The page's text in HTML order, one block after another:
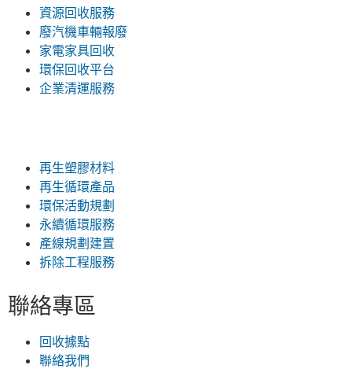
資源回收服務
廢汽機車輛報廢
家電家具回收
環保回收平台
企業清運服務
再生塑膠材料
再生循環產品
環保活動規劃
永續循環服務
產線規劃建置
拆除工程服務
聯絡專區
回收據點
聯絡我們